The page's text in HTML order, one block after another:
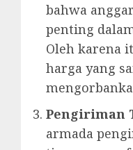
bahwa
penting
Oleh karena
harga yang
Pengiriman
armada